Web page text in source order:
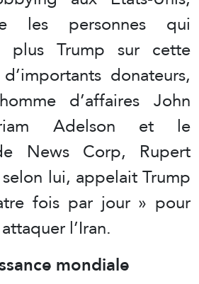
les personnes qui
plus Trump sur cette
donateurs,
d’affaires John
Adelson et le
News Corp, Rupert
lui, appelait Trump
fois par jour » pour
l’Iran.
mondiale